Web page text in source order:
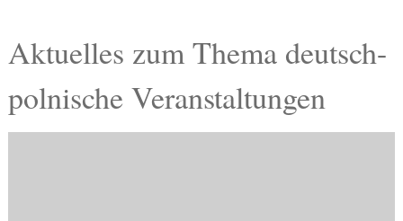
Kultur
Termine
Aktuelles zum Thema deutsch-
polnische Veranstaltungen